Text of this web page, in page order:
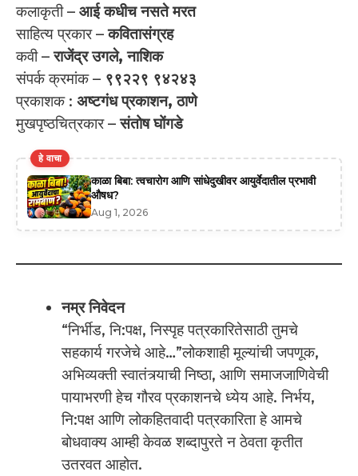
कलाकृती – आई कधीच नसते मरत
साहित्य प्रकार –कवितासंग्रह
कवी –राजेंद्र उगले, नाशिक
संपर्क क्रमांक – ९९२२९ ९४२४३
प्रकाशक : अष्टगंध प्रकाशन, ठाणे
मुखपृष्ठचित्रकार –संतोष घोंगडे
हे वाचा
काळा बिबा: त्वचारोग आणि सांधेदुखीवर आयुर्वेदातील प्रभावी
औषध?
Aug 1, 2026
नम्र निवेदन
“निर्भीड, नि:पक्ष, निस्पृह पत्रकारितेसाठी तुमचे
सहकार्य गरजेचे आहे…”लोकशाही मूल्यांची जपणूक,
अभिव्यक्ती स्वातंत्र्याची निष्ठा, आणि समाजजाणिवेची
पायाभरणी हेच गौरव प्रकाशनचे ध्येय आहे. निर्भय,
नि:पक्ष आणि लोकहितवादी पत्रकारिता हे आमचे
बोधवाक्य आम्ही केवळ शब्दापुरते न ठेवता कृतीत
उतरवत आहोत.